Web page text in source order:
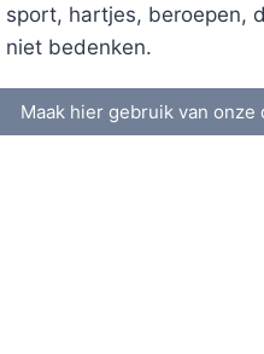
hartjes, beroepen,
niet bedenken.
Maak hier gebruik van onze